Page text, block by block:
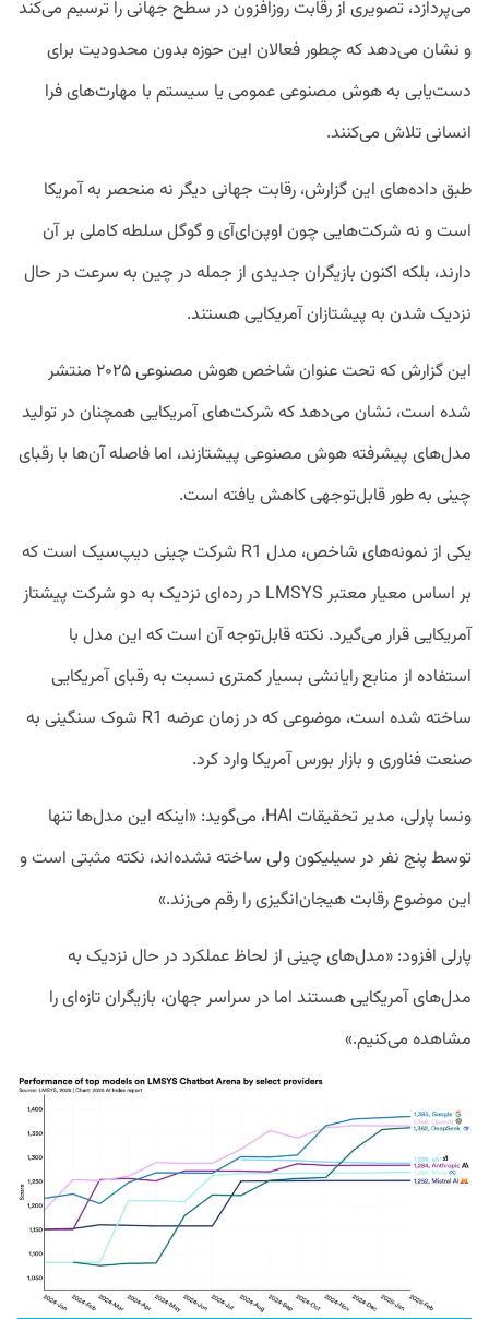
می‌پردازد، تصویری از رقابت روزافزون در سطح جهانی را ترسیم می‌کند
و نشان می‌دهد که چطور فعالان این حوزه بدون محدودیت برای
دست‌یابی به هوش مصنوعی عمومی یا سیستم با مهارت‌های فرا
انسانی تلاش می‌کنند.
طبق داده‌های این گزارش، رقابت جهانی دیگر نه منحصر به آمریکا
است و نه شرکت‌هایی چون اوپن‌ای‌آی و گوگل سلطه کاملی بر آن
دارند، بلکه اکنون بازیگران جدیدی از جمله در چین به سرعت در حال
نزدیک شدن به پیشتازان آمریکایی هستند.
این گزارش که تحت عنوان شاخص هوش مصنوعی ۲۰۲۵ منتشر
شده است، نشان می‌دهد که شرکت‌های آمریکایی همچنان در تولید
مدل‌های پیشرفته هوش مصنوعی پیشتازند، اما فاصله آن‌ها با رقبای
چینی به طور قابل‌توجهی کاهش یافته است.
یکی از نمونه‌های شاخص، مدل R1 شرکت چینی دیپ‌سیک است که
بر اساس معیار معتبر LMSYS در رده‌ای نزدیک به دو شرکت پیشتاز
آمریکایی قرار می‌گیرد. نکته قابل‌توجه آن است که این مدل با
استفاده از منابع رایانشی بسیار کمتری نسبت به رقبای آمریکایی
ساخته شده است، موضوعی که در زمان عرضه R1 شوک سنگینی به
صنعت فناوری و بازار بورس آمریکا وارد کرد.
ونسا پارلی، مدیر تحقیقات HAI، می‌گوید: «اینکه این مدل‌ها تنها
توسط پنج نفر در سیلیکون ولی ساخته نشده‌اند، نکته مثبتی است و
این موضوع رقابت هیجان‌انگیزی را رقم می‌زند.»
پارلی افزود: «مدل‌های چینی از لحاظ عملکرد در حال نزدیک به
مدل‌های آمریکایی هستند اما در سراسر جهان، بازیگران تازه‌ای را
مشاهده می‌کنیم.»